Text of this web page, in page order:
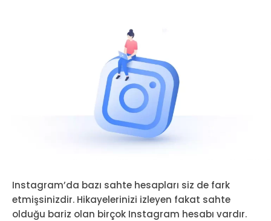
Instagram’da bazı sahte hesapları siz de fark
etmişsinizdir. Hikayelerinizi izleyen fakat sahte
olduğu bariz olan birçok Instagram hesabı vardır.